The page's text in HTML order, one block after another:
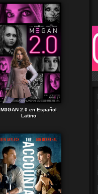
M3GAN 2.0 en Español
Latino